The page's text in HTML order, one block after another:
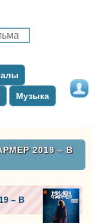
Музыка
2019 – В
– В